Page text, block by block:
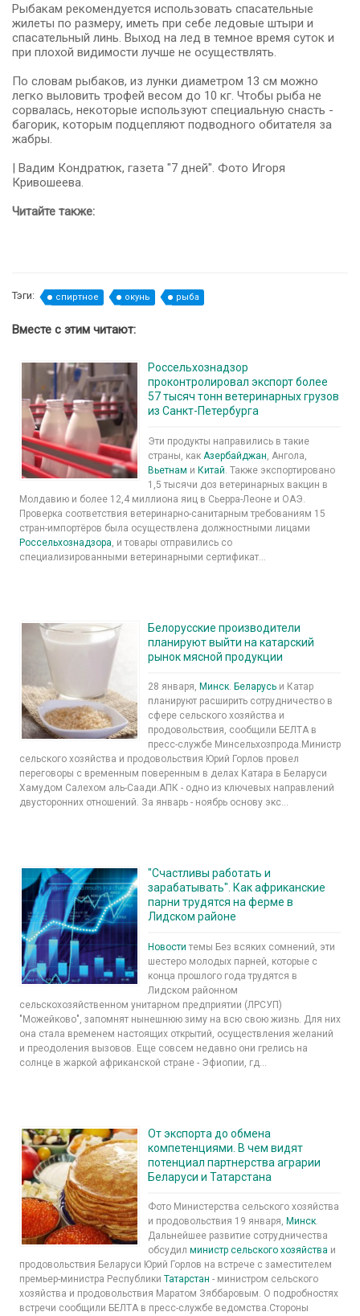
Рыбакам рекомендуется использовать спасательные
жилеты по размеру, иметь при себе ледовые штыри и
спасательный линь. Выход на лед в темное время суток и
при плохой видимости лучше не осуществлять.
По словам рыбаков, из лунки диаметром 13 см можно
легко выловить трофей весом до 10 кг. Чтобы рыба не
сорвалась, некоторые используют специальную снасть -
багорик, которым подцепляют подводного обитателя за
жабры.
| Вадим Кондратюк, газета "7 дней". Фото Игоря
Кривошеева.
Читайте также:
Тэги: спиртное окунь рыба
Вместе с этим читают:
Россельхознадзор
проконтролировал экспорт более
57 тысяч тонн ветеринарных грузов
из Санкт-Петербурга
Эти продукты направились в такие
страны, как Азербайджан, Ангола,
Вьетнам и Китай. Также экспортировано
1,5 тысячи доз ветеринарных вакцин в
Молдавию и более 12,4 миллиона яиц в Сьерра-Леоне и ОАЭ.
Проверка соответствия ветеринарно-санитарным требованиям 15
стран-импортёров была осуществлена должностными лицами
Россельхознадзора, и товары отправились со
специализированными ветеринарными сертификат...
Белорусские производители
планируют выйти на катарский
рынок мясной продукции
28 января, Минск. Беларусь и Катар
планируют расширить сотрудничество в
сфере сельского хозяйства и
продовольствия, сообщили БЕЛТА в
пресс-службе Минсельхозпрода.Министр
сельского хозяйства и продовольствия Юрий Горлов провел
переговоры с временным поверенным в делах Катара в Беларуси
Хамудом Салехом аль-Саади.АПК - одно из ключевых направлений
двусторонних отношений. За январь - ноябрь основу экс...
"Счастливы работать и
зарабатывать". Как африканские
парни трудятся на ферме в
Лидском районе
Новости темы Без всяких сомнений, эти
шестеро молодых парней, которые с
конца прошлого года трудятся в
Лидском районном
сельскохозяйственном унитарном предприятии (ЛРСУП)
"Можейково", запомнят нынешнюю зиму на всю свою жизнь. Для них
она стала временем настоящих открытий, осуществления желаний
и преодоления вызовов. Еще совсем недавно они грелись на
солнце в жаркой африканской стране - Эфиопии, гд...
От экспорта до обмена
компетенциями. В чем видят
потенциал партнерства аграрии
Беларуси и Татарстана
Фото Министерства сельского хозяйства
и продовольствия 19 января, Минск.
Дальнейшее развитие сотрудничества
обсудил министр сельского хозяйства и
продовольствия Беларуси Юрий Горлов на встрече с заместителем
премьер-министра Республики Татарстан - министром сельского
хозяйства и продовольствия Маратом Зяббаровым. О подробностях
встречи сообщили БЕЛТА в пресс-службе ведомства.Стороны